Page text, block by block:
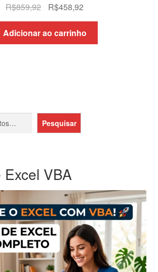
R$859,92
O
preço
original
era:
R$458,92O
preço
atual
é:
Adicionar ao carrinho
Pesquisar
VBA